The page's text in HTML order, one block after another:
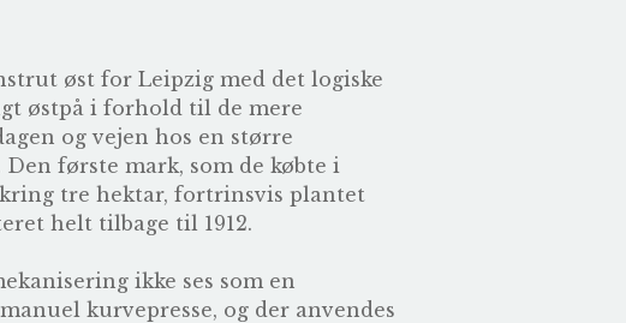
øst for Leipzig med det logiske
østpå i forhold til de mere
og vejen hos en større
første mark, som de købte i
tre hektar, fortrinsvis plantet
helt tilbage til 1912.
ikke ses som en
kurvepresse, og der anvendes